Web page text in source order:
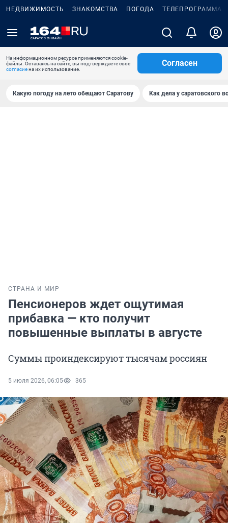
НЕДВИЖИМОСТЬ ЗНАКОМСТВА ПОГОДА ТЕЛЕПРОГРАММА
На информационном ресурсе применяются cookie-
файлы. Оставаясь на сайте, вы подтверждаете свое
согласиена их использование.
Согласен
Какую погоду на лето обещают Саратову Как дела у саратовского
СТРАНА И МИР
Пенсионеров ждет ощутимая
прибавка — кто получит
повышенные выплаты в августе
Суммы проиндексируют тысячам россиян
5 июля 2026, 06:05 365